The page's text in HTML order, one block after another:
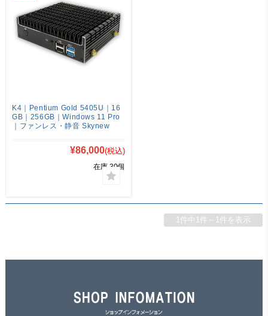
K4｜Pentium Gold 5405U｜16
GB｜256GB｜Windows 11 Pro
｜ファンレス・静音 Skynew
¥86,000(税込)
在庫 30個
1件中1件～1件を表示